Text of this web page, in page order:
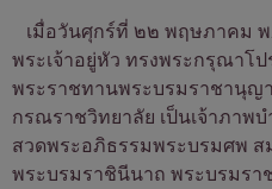
เมื่อวันศุกร์ที่ ๒๒ พฤษภาคม
พระเจ้าอยู่หัว ทรงพระกรุณาโ
พระราชทานพระบรมราชานุญ
กรณราชวิทยาลัย เป็นเจ้าภาพ
สวดพระอภิธรรมพระบรมศพ ส
พระบรมราชินีนาถ พระบรมร